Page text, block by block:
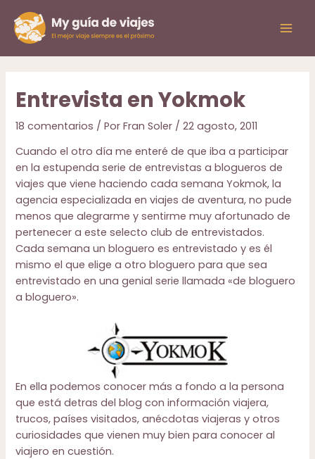
contenido
Entrevista en Yokmok
18 comentarios / PorFran Soler /22 agosto, 2011
Cuando el otro día me enteré de que iba a participar
en la estupenda serie de entrevistas a blogueros de
viajes que viene haciendo cada semanaYokmok, la
agencia especializada en viajes de aventura, no pude
menos que alegrarme y sentirme muy afortunado de
pertenecer a este selecto club de entrevistados.
Cada semana un bloguero es entrevistado y es él
mismo el que elige a otro bloguero para que sea
entrevistado en una genial serie llamada «de bloguero
a bloguero».
En ella podemos conocer más a fondo a la persona
que está detras del blog con información viajera,
trucos, países visitados, anécdotas viajeras y otros
curiosidades que vienen muy bien para conocer al
viajero en cuestión.